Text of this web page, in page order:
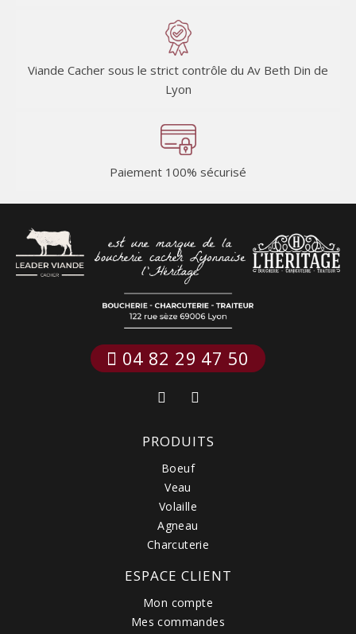
Viande Cacher sous le strict contrôle du Av Beth Din de
Lyon
Paiement 100% sécurisé
04 82 29 47 50
PRODUITS
Boeuf
Veau
Volaille
Agneau
Charcuterie
ESPACE CLIENT
Mon compte
Mes commandes